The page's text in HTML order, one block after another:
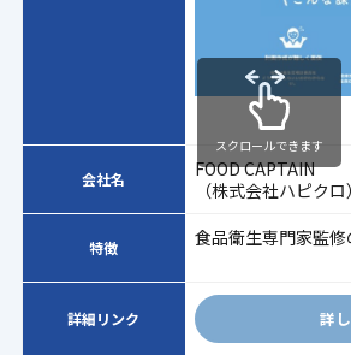
会社名
FOOD CAPTAIN
（株式会社ハピクロ）
特徴 食品衛生専門家監
詳細リンク 詳
スクロールできます